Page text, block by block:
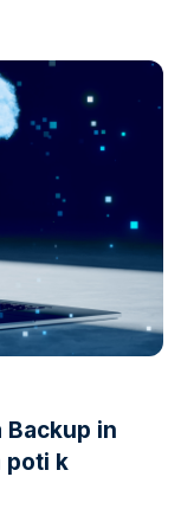
Backup in
poti k